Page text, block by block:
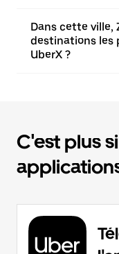
Dans cette ville,
destinations les
UberX ?
C'est plus